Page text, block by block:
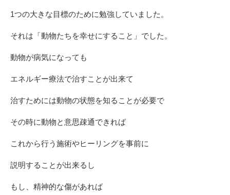
1つの大きな目標のために勉強していました。
それは「動物たちを幸せにすること」でした。
動物が病気になっても
エネルギー療法で治すことが出来て
治すためには動物の状態を知ることが必要で
その時に動物と意思疎通できれば
これから行う施術やヒーリングを事前に
説明することが出来るし
もし、精神的な傷があれば